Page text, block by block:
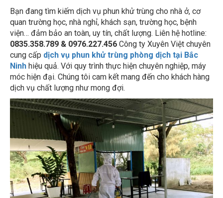
Bạn đang tìm kiếm dịch vụ phun khử trùng cho nhà ở, cơ
quan trường học, nhà nghỉ, khách sạn, trường học, bệnh
viện… đảm bảo an toàn, uy tín, chất lượng. Liên hệ hotline:
0835.358.789 & 0976.227.456Công ty Xuyên Việt chuyên
cung cấpdịch vụ phun khử trùng phòng dịch tại Bắc
Ninh hiệu quả. Với quy trình thực hiện chuyên nghiệp, máy
móc hiện đại. Chúng tôi cam kết mang đến cho khách hàng
dịch vụ chất lượng như mong đợi.